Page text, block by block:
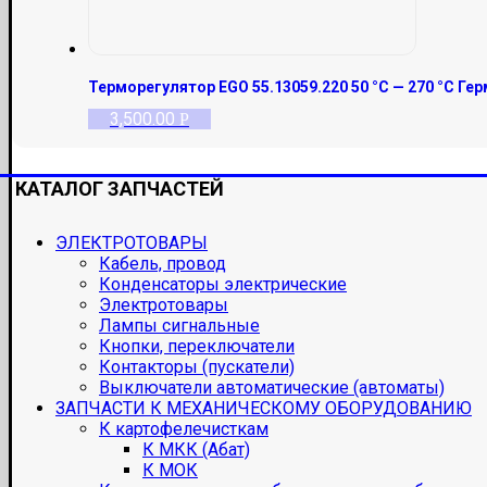
Терморегулятор EGO 55.13059.220 50 °С — 270 °С
3,500.00 Р
КАТАЛОГ ЗАПЧАСТЕЙ
ЭЛЕКТРОТОВАРЫ
Кабель, провод
Конденсаторы электрические
Электротовары
Лампы сигнальные
Кнопки, переключатели
Контакторы (пускатели)
Выключатели автоматические (автоматы)
ЗАПЧАСТИ К МЕХАНИЧЕСКОМУ ОБОРУДОВАНИЮ
К картофелечисткам
К МКК (Абат)
К МОК